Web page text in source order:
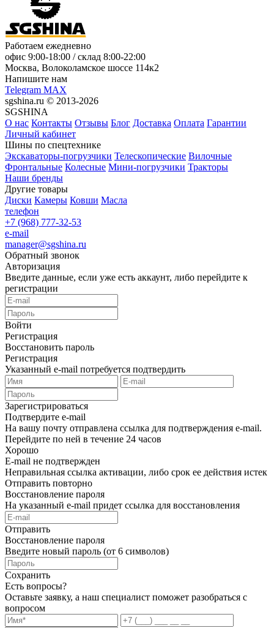
Работаем ежедневно
офис 9:00-18:00 / склад 8:00-22:00
Москва, Волоколамское шоссе 114к2
Напишите нам
Telegram MAX
sgshina.ru © 2013-2026
SGSHINA
О нас Контакты Отзывы Блог Доставка Оплата Гарантии
Личный кабинет
Шины по спецтехнике
Экскаваторы-погрузчики Телескопические Вилочные
Фронтальные Колесные Мини-погрузчики Тракторы
Наши бренды
Другие товары
Диски Камеры Ковши Масла
телефон
+7 (968) 777-32-53
e-mail
manager@sgshina.ru
Обратный звонок
Авторизация
Введите данные, если уже есть аккаунт, либо перейдите к
регистрации
Войти
Регистрация
Восстановить пароль
Регистрация
Указанный e-mail потребуется подтвердить
Зарегистрироваться
Подтвердите e-mail
На вашу почту отправлена ссылка для подтверждения e-mail.
Перейдите по ней в течение 24 часов
Хорошо
E-mail не подтвержден
Неправильная ссылка активации, либо срок ее действия истек
Отправить повторно
Восстановление пароля
На указанный e-mail придет ссылка для восстановления
Отправить
Восстановление пароля
Введите новый пароль (от 6 символов)
Сохранить
Есть вопросы?
Оставьте заявку, а наш специалист поможет разобраться с
вопросом